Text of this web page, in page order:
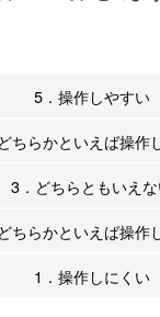
5．操作しやすい
ちらかといえば操作
3．どちらともいえ
ちらかといえば操作
1．操作しにくい